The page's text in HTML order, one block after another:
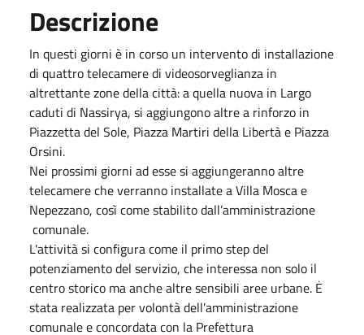
Descrizione
In questi giorni è in corso un intervento di installazione
di quattro telecamere di videosorveglianza in
altrettante zone della città: a quella nuova in Largo
caduti di Nassirya, si aggiungono altre a rinforzo in
Piazzetta del Sole, Piazza Martiri della Libertà e Piazza
Orsini.
Nei prossimi giorni ad esse si aggiungeranno altre
telecamere che verranno installate a Villa Mosca e
Nepezzano, così come stabilito dall’amministrazione
comunale.
L'attività si configura come il primo step del
potenziamento del servizio, che interessa non solo il
centro storico ma anche altre sensibili aree urbane. Ė
stata realizzata per volontà dell'amministrazione
comunale e concordata con la Prefettura